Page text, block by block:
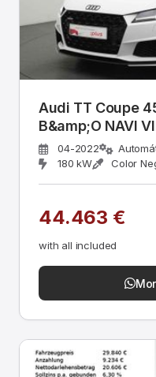
Audi TT Coupe
B&amp;O NAVI
04-2022
180 kW
Color
44.463 €
with all included